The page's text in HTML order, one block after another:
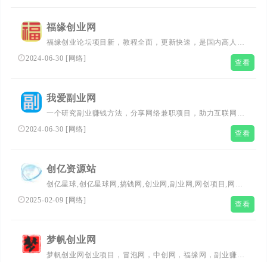
福缘创业网
福缘创业论坛项目新，教程全面，更新快速，是国内高人气
网上创业培训网站，不论老手还是小白，在这都能找到合适
2024-06-30 [ 网络] 查看
我爱副业网
一个研究副业赚钱方法，分享网络兼职项目，助力互联网创
业的网站！
2024-06-30 [ 网络] 查看
创亿资源站
创亿星球,创亿星球网,搞钱网,创业网,副业网,网创项目,网赚
项目,网络赚钱平台,创业平台,创业项目网站,赚钱平台,免费
2025-02-09 [ 网络] 查看
梦帆创业网
梦帆创业网创业项目，冒泡网，中创网，福缘网，副业赚